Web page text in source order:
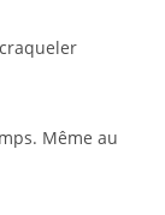
Même au